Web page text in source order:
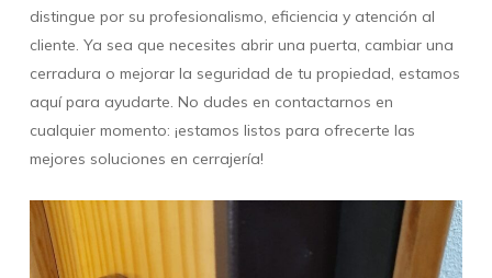
distingue por su profesionalismo, eficiencia y atención al
cliente. Ya sea que necesites abrir una puerta, cambiar una
cerradura o mejorar la seguridad de tu propiedad, estamos
aquí para ayudarte. No dudes en contactarnos en
cualquier momento: ¡estamos listos para ofrecerte las
mejores soluciones en cerrajería!